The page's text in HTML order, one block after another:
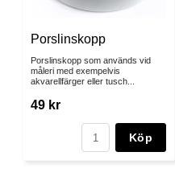
Porslinskopp
Porslinskopp som används vid
måleri med exempelvis
akvarellfärger eller tusch...
49 kr
Köp